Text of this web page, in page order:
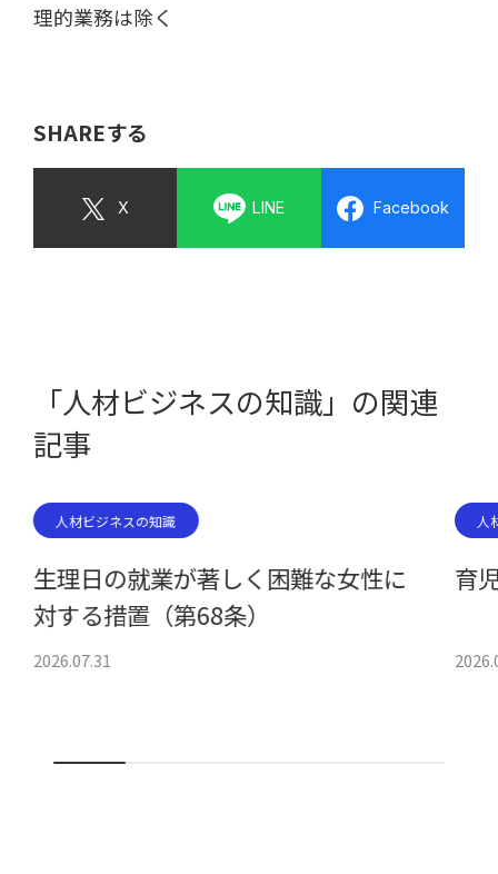
理的業務は除く
SHAREする
X LINE Facebook
「人材ビジネスの知識」の関連
記事
人材ビジネスの知識
生理日の就業が著しく困難な女性に
対する措置（第68条）
2026.07.31
人
育